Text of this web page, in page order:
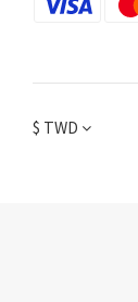
$ TWD